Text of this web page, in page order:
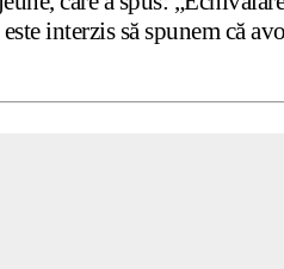
interzis să spunem că